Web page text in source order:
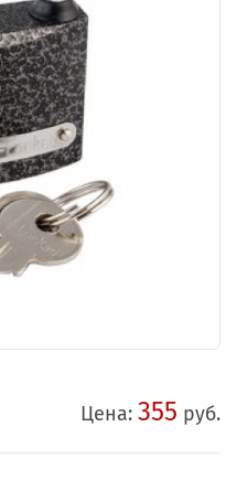
Цена: 355 руб.